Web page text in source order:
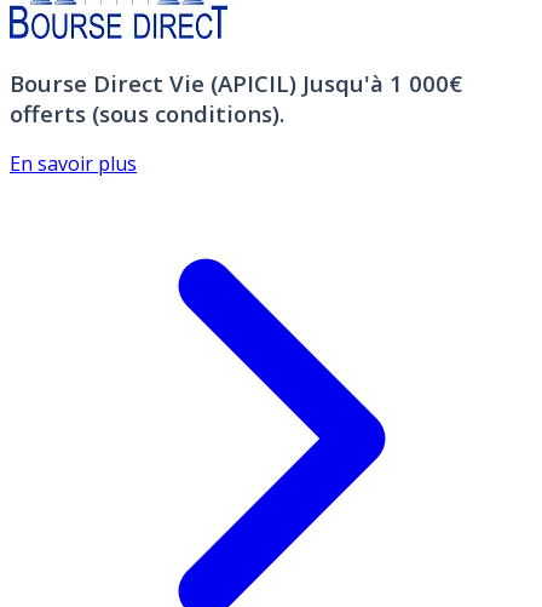
Bourse Direct Vie (APICIL) Jusqu'à 1 000€
offerts (sous conditions).
En savoir plus